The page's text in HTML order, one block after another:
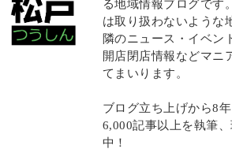
る地域情報ブログです
は取り扱わないような
隣のニュース・イベン
開店閉店情報などマニ
てまいります。
ブログ立ち上げから8
6,000記事以上を執筆
中！